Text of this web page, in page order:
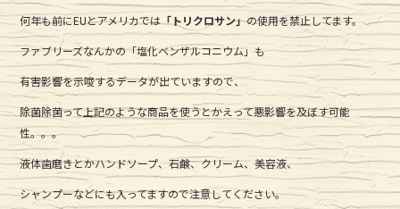
何年も前にEUとアメリカでは「トリクロサン」の使用を禁止してます。
ファブリーズなんかの「塩化ベンザルコニウム」も
有害影響を示唆するデータが出ていますので、
除菌除菌って上記のような商品を使うとかえって悪影響を及ぼす可能
性。。。
液体歯磨きとかハンドソープ、石鹸、クリーム、美容液、
シャンプーなどにも入ってますので注意してください。